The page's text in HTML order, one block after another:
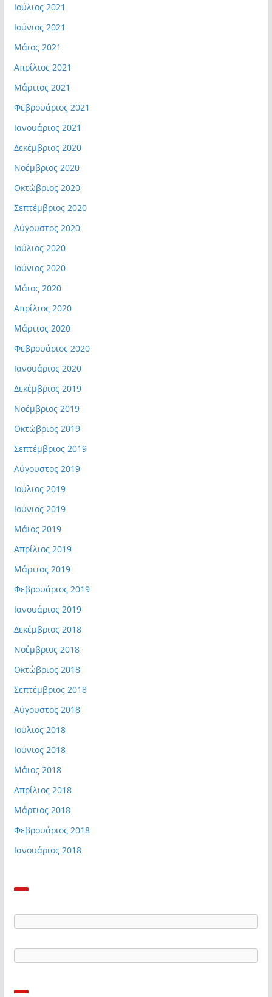
Ιούλιος 2021
Ιούνιος 2021
Μάιος 2021
Απρίλιος 2021
Μάρτιος 2021
Φεβρουάριος 2021
Ιανουάριος 2021
Δεκέμβριος 2020
Νοέμβριος 2020
Οκτώβριος 2020
Σεπτέμβριος 2020
Αύγουστος 2020
Ιούλιος 2020
Ιούνιος 2020
Μάιος 2020
Απρίλιος 2020
Μάρτιος 2020
Φεβρουάριος 2020
Ιανουάριος 2020
Δεκέμβριος 2019
Νοέμβριος 2019
Οκτώβριος 2019
Σεπτέμβριος 2019
Αύγουστος 2019
Ιούλιος 2019
Ιούνιος 2019
Μάιος 2019
Απρίλιος 2019
Μάρτιος 2019
Φεβρουάριος 2019
Ιανουάριος 2019
Δεκέμβριος 2018
Νοέμβριος 2018
Οκτώβριος 2018
Σεπτέμβριος 2018
Αύγουστος 2018
Ιούλιος 2018
Ιούνιος 2018
Μάιος 2018
Απρίλιος 2018
Μάρτιος 2018
Φεβρουάριος 2018
Ιανουάριος 2018